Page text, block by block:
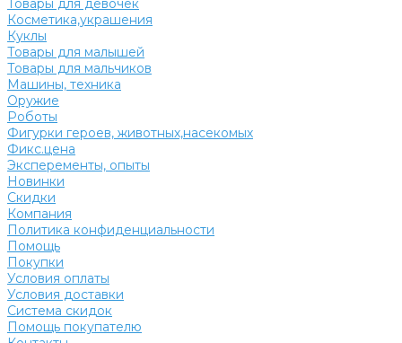
Товары для девочек
Косметика,украшения
Куклы
Товары для малышей
Товары для мальчиков
Машины, техника
Оружие
Роботы
Фигурки героев, животных,насекомых
Фикс.цена
Эксперементы, опыты
Новинки
Скидки
Компания
Политика конфиденциальности
Помощь
Покупки
Условия оплаты
Условия доставки
Система скидок
Помощь покупателю